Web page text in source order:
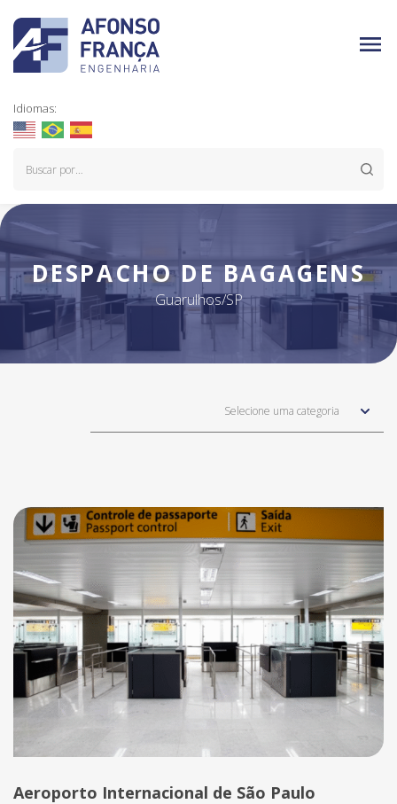
Idiomas:
DESPACHO DE BAGAGENS
Guarulhos/SP
Selecione uma categoria
Aeroporto Internacional de São Paulo